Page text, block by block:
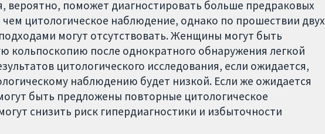
вероятно, поможет диагностировать больше предраковых
цитологическое наблюдение, однако по прошествии двух
могут отсутствовать. Женщины могут быть
кольпоскопию после однократного обнаружения легкой
цитологического исследования, если ожидается,
наблюдению будет низкой. Если же ожидается
быть предложены повторные цитологическое
снизить риск гипердиагностики и избыточности